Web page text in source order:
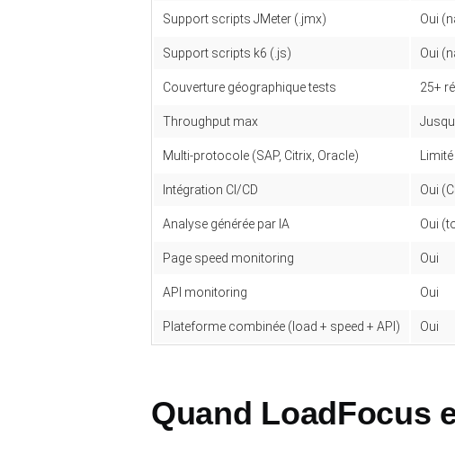
Support scripts JMeter (.jmx) Oui
Support scripts k6 (.js) Oui
Couverture géographique tests 25+
Throughput max
Multi-protocole (SAP, Citrix, Oracle) Limité
Intégration CI/CD Oui
Analyse générée par IA Oui
Page speed monitoring Oui
API monitoring Oui
Plateforme combinée (load + speed + API) Oui
Quand LoadFocus